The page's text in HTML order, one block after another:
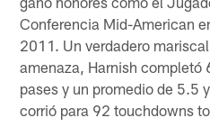
Conferencia Mid-American
2011. Un verdadero
amenaza, Harnish completó
pases y un promedio de 5.5
corrió para 92 touchdowns